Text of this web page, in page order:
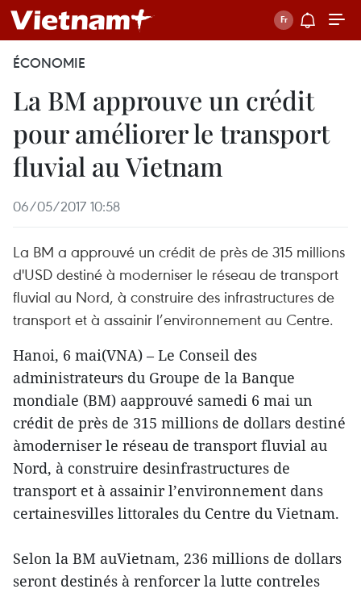
ÉCONOMIE
La BM approuve un crédit
pour améliorer le transport
fluvial au Vietnam
06/05/2017 10:58
La BM a approuvé un crédit de près de 315 millions
d'USD destiné à moderniser le réseau de transport
fluvial au Nord, à construire des infrastructures de
transport et à assainir l’environnement au Centre.
Hanoi, 6 mai(VNA) – Le Conseil des
administrateurs du Groupe de la Banque
mondiale (BM) aapprouvé samedi 6 mai un
crédit de près de 315 millions de dollars destiné
àmoderniser le réseau de transport fluvial au
Nord, à construire desinfrastructures de
transport et à assainir l’environnement dans
certainesvilles littorales du Centre du Vietnam.
Selon la BM auVietnam, 236 millions de dollars
seront destinés à renforcer la lutte contreles